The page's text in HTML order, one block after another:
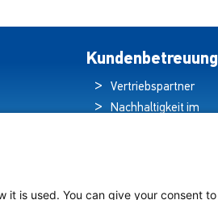
Kundenbetreuung
Vertriebspartner
Nachhaltigkeit im
Erklärung zum
is used. You can give your consent